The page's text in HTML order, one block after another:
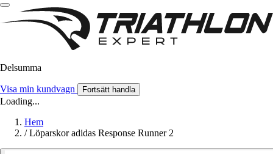
Delsumma
Visa min kundvagn Fortsätt handla
Loading...
Hem
/ Löparskor adidas Response Runner 2